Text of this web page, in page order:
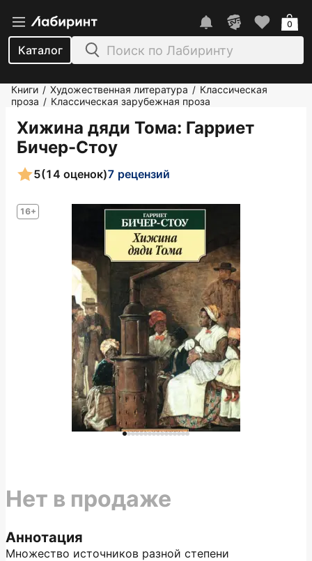
Каталог
0
Книги / Художественная литература / Классическая
проза / Классическая зарубежная проза
Хижина дяди Тома: Гарриет
Бичер-Стоу
16+
5(14 оценок)7 рецензий
Аннотация
Множество источников разной степени
Нет в продаже